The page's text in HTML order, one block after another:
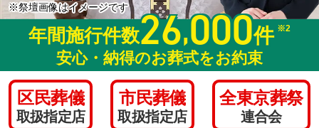
※祭壇画像はイメージです
年間施行件数26,000件 ※2
安心・納得のお葬式をお約束
区民葬儀
取扱指定店
市民葬儀
取扱指定店
全東京葬祭
連合会